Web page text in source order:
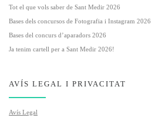
Tot el que vols saber de Sant Medir 2026
Bases dels concursos de Fotografia i Instagram 2026
Bases del concurs d’aparadors 2026
Ja tenim cartell per a Sant Medir 2026!
AVÍS LEGAL I PRIVACITAT
Avís Legal